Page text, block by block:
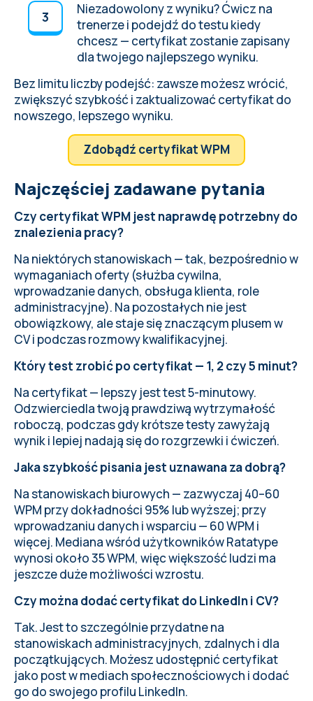
Niezadowolony z wyniku? Ćwicz na
trenerze i podejdź do testu kiedy
chcesz — certyfikat zostanie zapisany
dla twojego najlepszego wyniku.
Bez limitu liczby podejść: zawsze możesz wrócić,
zwiększyć szybkość i zaktualizować certyfikat do
nowszego, lepszego wyniku.
Zdobądź certyfikat WPM
Najczęściej zadawane pytania
Czy certyfikat WPM jest naprawdę potrzebny do
znalezienia pracy?
Na niektórych stanowiskach — tak, bezpośrednio w
wymaganiach oferty (służba cywilna,
wprowadzanie danych, obsługa klienta, role
administracyjne). Na pozostałych nie jest
obowiązkowy, ale staje się znaczącym plusem w
CV i podczas rozmowy kwalifikacyjnej.
Który test zrobić po certyfikat — 1, 2 czy 5 minut?
Na certyfikat — lepszy jest test 5-minutowy.
Odzwierciedla twoją prawdziwą wytrzymałość
roboczą, podczas gdy krótsze testy zawyżają
wynik i lepiej nadają się do rozgrzewki i ćwiczeń.
Jaka szybkość pisania jest uznawana za dobrą?
Na stanowiskach biurowych — zazwyczaj 40–60
WPM przy dokładności 95% lub wyższej; przy
wprowadzaniu danych i wsparciu — 60 WPM i
więcej. Mediana wśród użytkowników Ratatype
wynosi około 35 WPM, więc większość ludzi ma
jeszcze duże możliwości wzrostu.
Czy można dodać certyfikat do LinkedIn i CV?
Tak. Jest to szczególnie przydatne na
stanowiskach administracyjnych, zdalnych i dla
początkujących. Możesz udostępnić certyfikat
jako post w mediach społecznościowych i dodać
go do swojego profilu LinkedIn.